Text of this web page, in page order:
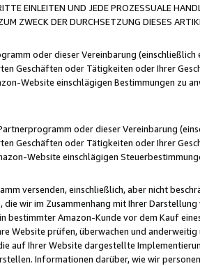
EINLEITEN UND JEDE PROZESSUALE
ZWECK DER DURCHSETZUNG DIESES
oder dieser Vereinbarung (einschließlich
Geschäften oder Tätigkeiten oder Ihrer
Website einschlägigen Bestimmungen zu
oder dieser Vereinbarung
Geschäften oder Tätigkeiten oder Ihrer
Website einschlägigen
versenden, einschließlich, aber nicht
wir im Zusammenhang mit Ihrer
bestimmter Amazon-Kunde vor dem Kauf
prüfen, überwachen und anderweitig
auf Ihrer Website dargestellte
Informationen darüber, wie wir